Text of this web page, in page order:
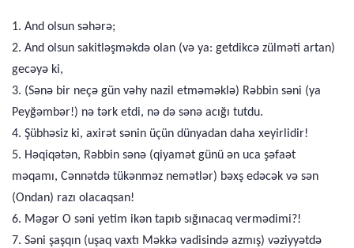
1. And olsun səhərə;
2. And olsun sakitləşməkdə olan (və ya: getdikcə zülməti artan)
gecəyə ki,
3. (Sənə bir neçə gün vəhy nazil etməməklə) Rəbbin səni (ya
Peyğəmbər!) nə tərk etdi, nə də sənə acığı tutdu.
4. Şübhəsiz ki, axirət sənin üçün dünyadan daha xeyirlidir!
5. Həqiqətən, Rəbbin sənə (qiyamət günü ən uca şəfaət
məqamı, Cənnətdə tükənməz nemətlər) bəxş edəcək və sən
(Ondan) razı olacaqsan!
6. Məgər O səni yetim ikən tapıb sığınacaq vermədimi?!
7. Səni şaşqın (uşaq vaxtı Məkkə vadisində azmış) vəziyyətdə